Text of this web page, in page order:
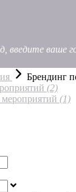
введите
Брендинг
(2)
мероприятий (1)